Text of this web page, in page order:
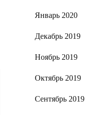
Январь 2020
Декабрь 2019
Ноябрь 2019
Октябрь 2019
Сентябрь 2019